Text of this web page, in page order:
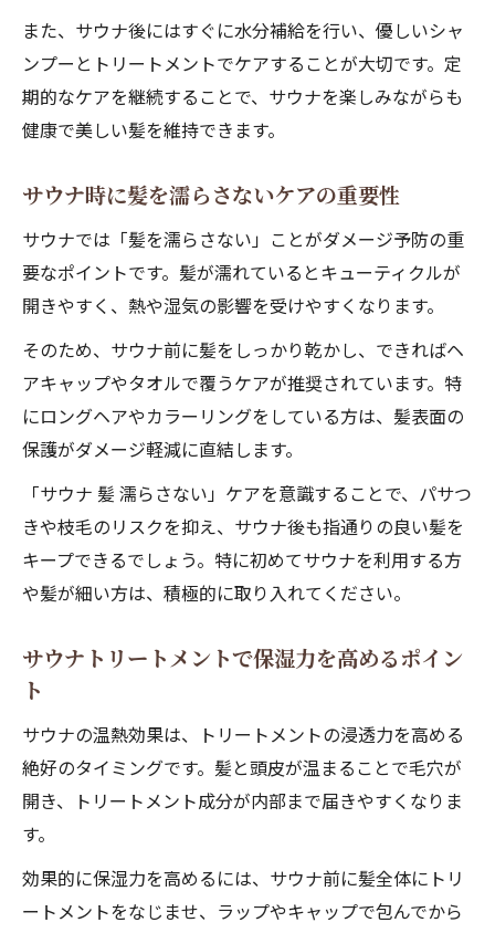
また、サウナ後にはすぐに水分補給を行い、優しいシャ
ンプーとトリートメントでケアすることが大切です。定
期的なケアを継続することで、サウナを楽しみながらも
健康で美しい髪を維持できます。
サウナ時に髪を濡らさないケアの重要性
サウナでは「髪を濡らさない」ことがダメージ予防の重
要なポイントです。髪が濡れているとキューティクルが
開きやすく、熱や湿気の影響を受けやすくなります。
そのため、サウナ前に髪をしっかり乾かし、できればヘ
アキャップやタオルで覆うケアが推奨されています。特
にロングヘアやカラーリングをしている方は、髪表面の
保護がダメージ軽減に直結します。
「サウナ 髪 濡らさない」ケアを意識することで、パサつ
きや枝毛のリスクを抑え、サウナ後も指通りの良い髪を
キープできるでしょう。特に初めてサウナを利用する方
や髪が細い方は、積極的に取り入れてください。
サウナトリートメントで保湿力を高めるポイン
ト
サウナの温熱効果は、トリートメントの浸透力を高める
絶好のタイミングです。髪と頭皮が温まることで毛穴が
開き、トリートメント成分が内部まで届きやすくなりま
す。
効果的に保湿力を高めるには、サウナ前に髪全体にトリ
ートメントをなじませ、ラップやキャップで包んでから